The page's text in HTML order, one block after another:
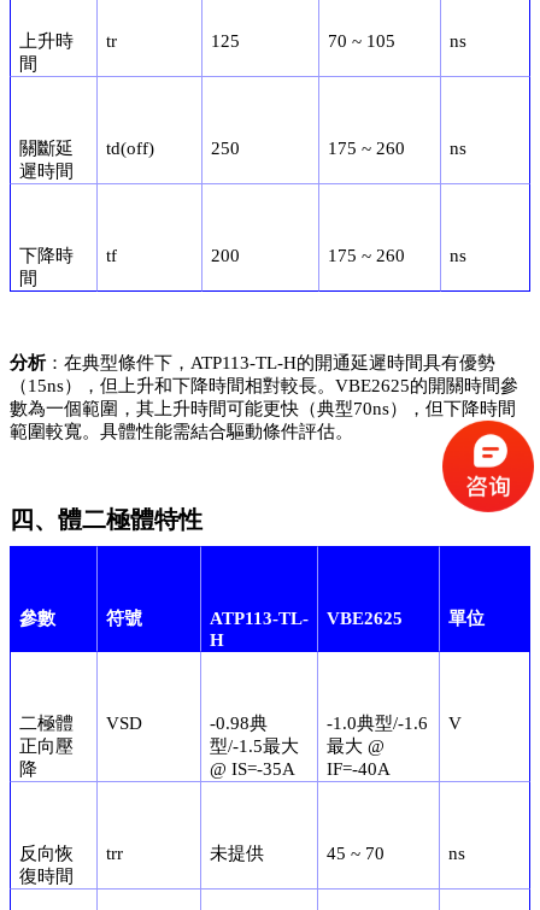
上升時
間
tr 125 70 ~ 105 ns
關斷延
遲時間
td(off) 250 175 ~ 260 ns
下降時
間
tf 200 175 ~ 260 ns
分析：在典型條件下，ATP113-TL-H的開通延遲時間具有優勢
（15ns），但上升和下降時間相對較長。VBE2625的開關時間參
數為一個範圍，其上升時間可能更快（典型70ns），但下降時間
範圍較寬。具體性能需結合驅動條件評估。
四、體二極體特性
參數 符號
ATP113-TL-
H
VBE2625 單位
二極體
正向壓
降
VSD
-0.98典
型/-1.5最大
@ IS=-35A
-1.0典型/-1.6
最大 @
IF=-40A
V
反向恢
復時間
trr 未提供 45 ~ 70 ns